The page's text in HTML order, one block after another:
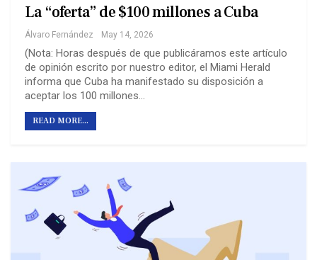
La “oferta” de $100 millones a Cuba
Álvaro Fernández May 14, 2026
(Nota: Horas después de que publicáramos este artículo
de opinión escrito por nuestro editor, el Miami Herald
informa que Cuba ha manifestado su disposición a
aceptar los 100 millones…
READ MORE...